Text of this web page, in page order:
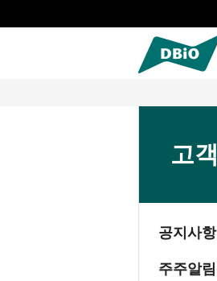
고
공지사항
주주알